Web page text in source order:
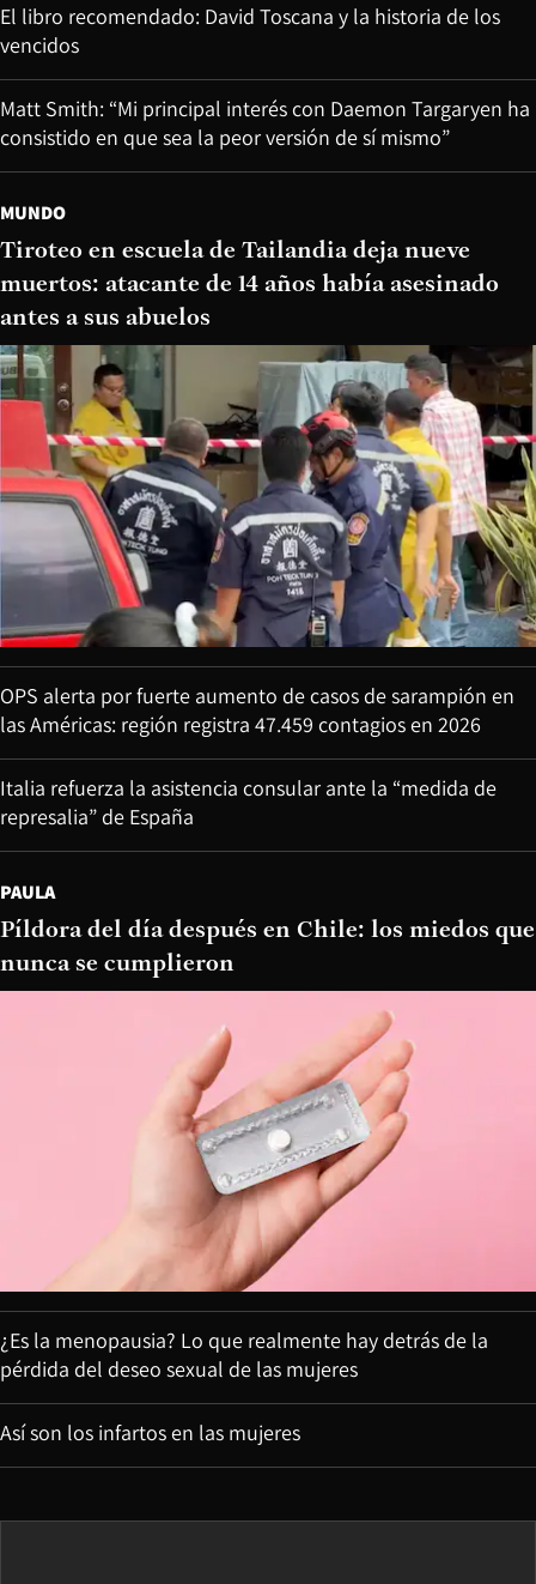
El libro recomendado: David Toscana y la historia de los
vencidos
Matt Smith: “Mi principal interés con Daemon Targaryen ha
consistido en que sea la peor versión de sí mismo”
MUNDO
Tiroteo en escuela de Tailandia deja nueve
muertos: atacante de 14 años había asesinado
antes a sus abuelos
OPS alerta por fuerte aumento de casos de sarampión en
las Américas: región registra 47.459 contagios en 2026
Italia refuerza la asistencia consular ante la “medida de
represalia” de España
PAULA
Píldora del día después en Chile: los miedos que
nunca se cumplieron
¿Es la menopausia? Lo que realmente hay detrás de la
pérdida del deseo sexual de las mujeres
Así son los infartos en las mujeres